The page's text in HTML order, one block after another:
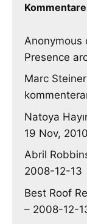
Anonymous
Presence
Marc
Natoya
19 Nov,
Abril
2008-12-13
Best Roof
– 2008-12-